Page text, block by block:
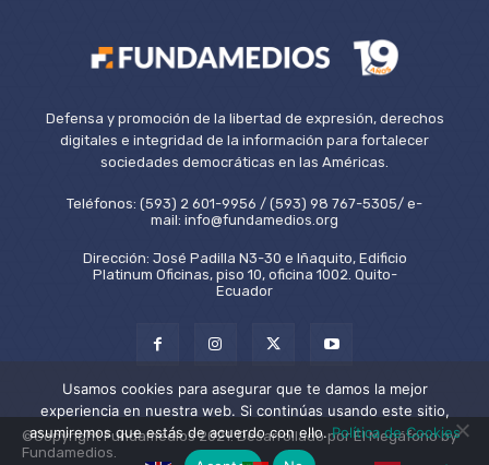
Defensa y promoción de la libertad de expresión, derechos
digitales e integridad de la información para fortalecer
sociedades democráticas en las Américas.
Teléfonos: (593) 2 601-9956 / (593) 98 767-5305/ e-
mail: info@fundamedios.org
Dirección: José Padilla N3-30 e Iñaquito, Edificio
Platinum Oficinas, piso 10, oficina 1002. Quito-
Ecuador
©Copyright Fundamedios 2021. Desarrollado por El Megáfono by
Fundamedios.
Usamos cookies para asegurar que te damos la mejor
experiencia en nuestra web. Si continúas usando este sitio,
asumiremos que estás de acuerdo con ello.Política de Cookies